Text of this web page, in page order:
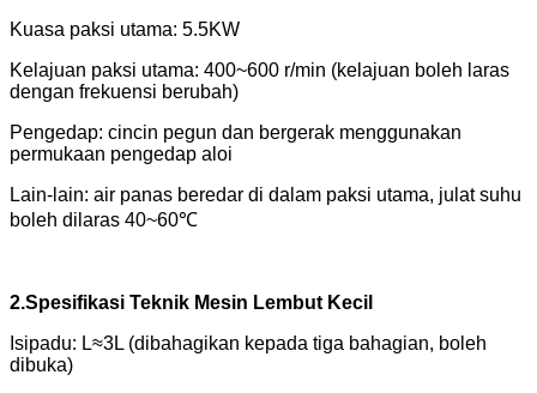
Kuasa paksi utama: 5.5KW
Kelajuan paksi utama: 400~600 r/min (kelajuan boleh laras
dengan frekuensi berubah)
Pengedap: cincin pegun dan bergerak menggunakan
permukaan pengedap aloi
Lain-lain: air panas beredar di dalam paksi utama, julat suhu
boleh dilaras 40~60℃
2.Spesifikasi Teknik Mesin Lembut Kecil
Isipadu: L≈3L (dibahagikan kepada tiga bahagian, boleh
dibuka)